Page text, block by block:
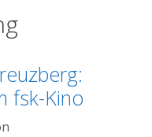
fsk-Kino